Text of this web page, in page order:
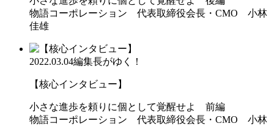
物語コーポレーション 代表取締役会長・CMO 小林
佳雄
2022.03.04編集長がゆく！
【核心インタビュー】
小さな進歩を頼りに個として覚醒せよ 前編
物語コーポレーション 代表取締役会長・CMO 小林